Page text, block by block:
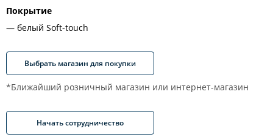
Покрытие
белый Soft-touch
Выбрать магазин для покупки
*Ближайший розничный магазин или интернет-магазин
Начать сотрудничество